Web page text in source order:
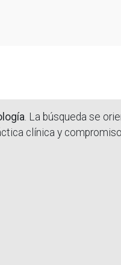
. La búsqueda se
clínica y